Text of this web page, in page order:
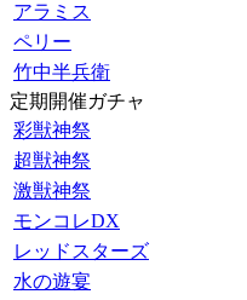
アラミス
ペリー
竹中半兵衛
定期開催ガチャ
彩獣神祭
超獣神祭
激獣神祭
モンコレDX
レッドスターズ
水の遊宴